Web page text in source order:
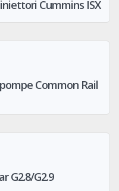
Cummins ISX
Common Rail
G2.8/G2.9